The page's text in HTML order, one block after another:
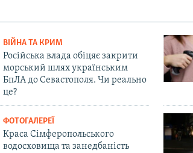
ВІЙНА ТА КРИМ
Російська влада обіцяє закрити
морський шлях українським
БпЛА до Севастополя. Чи реально
це?
ФОТОГАЛЕРЕЇ
Краса Сімферопольського
водосховища та занедбаність